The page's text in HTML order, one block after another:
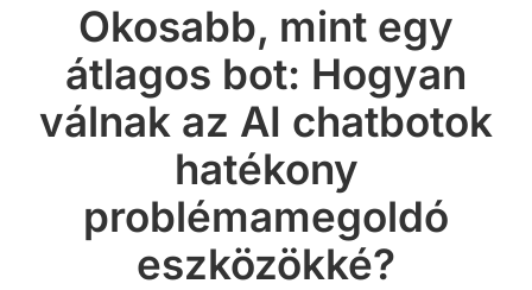
Okosabb, mint egy
átlagos bot: Hogyan
válnak az AI chatbotok
hatékony
problémamegoldó
eszközökké?